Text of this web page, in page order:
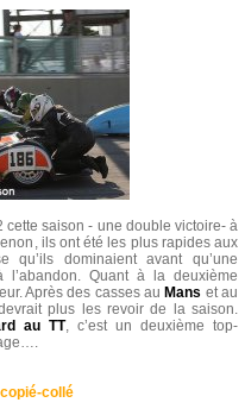
cette saison - une double victoire- à
ils ont été les plus rapides aux
qu’ils dominaient avant qu’une
Quant à la deuxième
Après des casses au Mans et au
plus les revoir de la saison.
au TT, c’est un deuxième top-
collé